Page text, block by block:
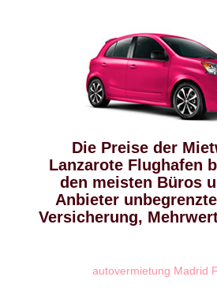
Die Preise der
Lanzarote Flughafen
den meisten Büros
Anbieter
Versicherung,
autovermietung Madrid